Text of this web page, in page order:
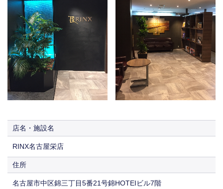
店名・施設名
RINX名古屋栄店
住所
名古屋市中区錦三丁目5番21号錦HOTEIビル7階